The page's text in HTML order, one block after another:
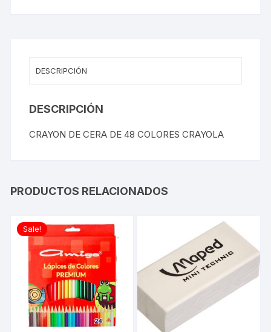
DESCRIPCIÓN
DESCRIPCIÓN
CRAYON DE CERA DE 48 COLORES CRAYOLA
PRODUCTOS RELACIONADOS
Sale!